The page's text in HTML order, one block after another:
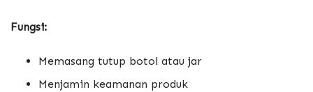
Fungsi:
Memasang tutup botol atau jar
Menjamin keamanan produk